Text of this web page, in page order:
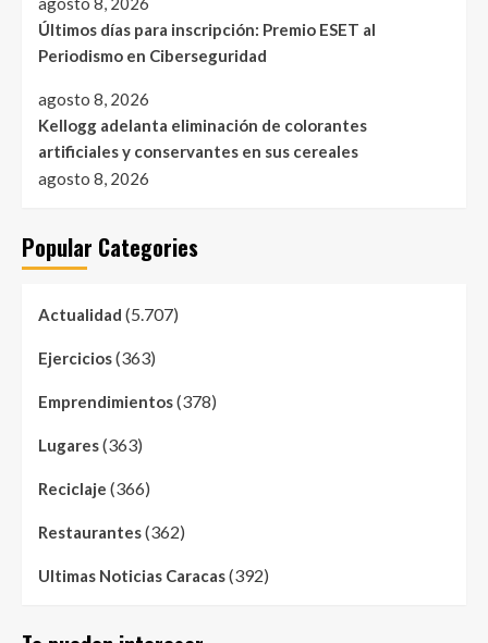
Últimos días para inscripción: Premio ESET al
Periodismo en Ciberseguridad
agosto 8, 2026
Kellogg adelanta eliminación de colorantes
artificiales y conservantes en sus cereales
agosto 8, 2026
Popular Categories
Actualidad (5.707)
Ejercicios(363)
Emprendimientos(378)
Lugares(363)
Reciclaje (366)
Restaurantes(362)
Ultimas Noticias Caracas(392)